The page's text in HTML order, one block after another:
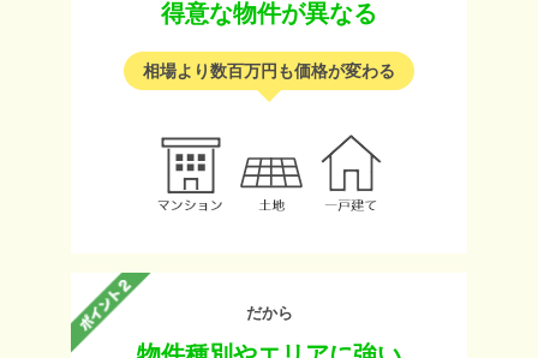
得意な物件が異なる
相場より数百万円も価格が変わる
だから